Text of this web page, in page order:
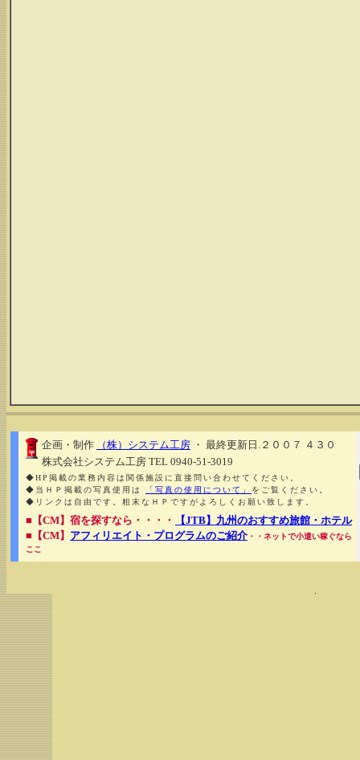
企画・制作 （株）システム工房 ・ 最終更新日.２００７ ４３０
株式会社システム工房 TEL 0940-51-3019
◆HP掲載の業務内容は関係施設に直接問い合わせてください。
◆当ＨＰ掲載の写真使用は
「写真の使用について」 をご覧ください。
◆リンクは自由です。粗末なＨＰですがよろしくお願い致します。
■【CM】宿を探すなら・・・・
【JTB】九州のおすすめ旅館・ホテル
■【CM】 アフィリエイト・プログラムのご紹介 ・・ネットで小遣い稼ぐなら
ここ